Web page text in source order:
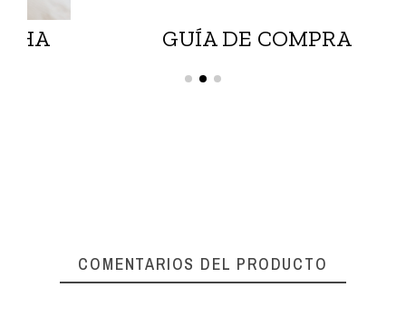
GUÍA DE COMPRA
COMENTARIOS DEL PRODUCTO